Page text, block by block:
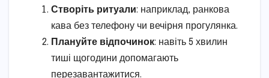
Створіть ритуали: наприклад, ранкова
кава без телефону чи вечірня прогулянка.
Плануйте відпочинок: навіть 5 хвилин
тиші щогодини допомагають
перезавантажитися.